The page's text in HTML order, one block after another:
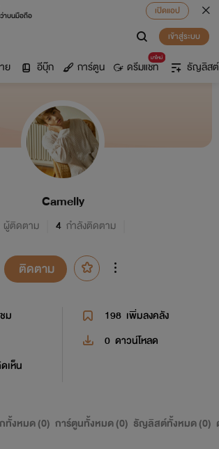
าบนมือถือ
เปิดแอป
เข้าสู่ระบบ
ย อีบุ๊ก การ์ตูน
มาใหม่
ดรีมแชท ธัญลิสต์
Camelly
ผู้ติดตาม 4 กำลังติดตาม
ติดตาม
ม 198 เพิ่มลงคลัง
0 ดาวน์โหลด
เห็น
ทั้งหมด (0) การ์ตูนทั้งหมด (0) ธัญลิสต์ทั้งหมด (0)